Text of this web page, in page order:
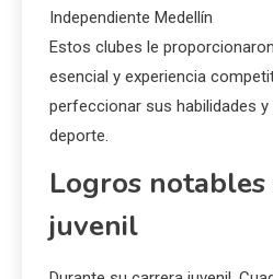
Independiente Medellín
Estos clubes le
esencial y experiencia
perfeccionar sus habilidades y
deporte.
Logros
juvenil